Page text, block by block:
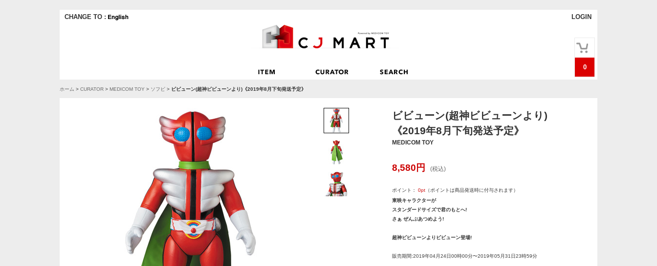
CHANGE TO : LOGIN
0
ホーム > CURATOR > MEDICOM TOY > ソフビ > ビビューン(超神ビビューンより)《2019年8月下旬発送予定》
ビビューン(超神ビビューンより)
《2019年8月下旬発送予定》
MEDICOM TOY
8,580 円 (税込)
ポイント： 0pt （ポイントは商品発送時に付与されます）
東映キャラクターが
スタンダードサイズで君のもとへ!
さぁ ぜんぶあつめよう!
超神ビビューンよりビビューン登場!
販売期間:2019年04月24日00時00分〜2019年05月31日23時59分